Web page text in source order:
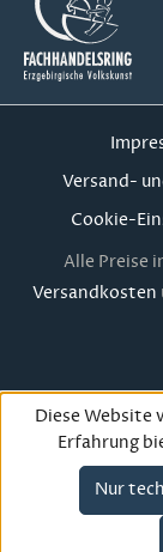
Versand-
Cookie-
Alle Preise
Versandkosten
Diese Website
Erfahrung
Nur